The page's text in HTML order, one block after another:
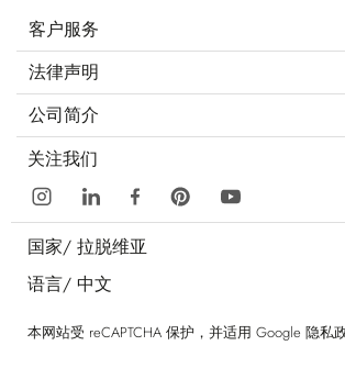
客户服务
法律声明
公司简介
关注我们
国家/ 拉脱维亚
语言/ 中文
本网站受 reCAPTCHA 保护，并适用 Google 隐私